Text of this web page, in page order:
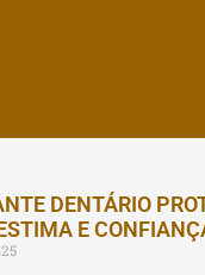
DENTÁRIO
E